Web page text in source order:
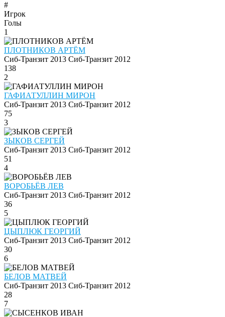
#
Игрок
Голы
1
ПЛОТНИКОВ АРТЁМ
Сиб-Транзит 2013 Сиб-Транзит 2012
138
2
ГАФИАТУЛЛИН МИРОН
Сиб-Транзит 2013 Сиб-Транзит 2012
75
3
ЗЫКОВ СЕРГЕЙ
Сиб-Транзит 2013 Сиб-Транзит 2012
51
4
ВОРОБЬЁВ ЛЕВ
Сиб-Транзит 2013 Сиб-Транзит 2012
36
5
ЦЫПЛЮК ГЕОРГИЙ
Сиб-Транзит 2013 Сиб-Транзит 2012
30
6
БЕЛОВ МАТВЕЙ
Сиб-Транзит 2013 Сиб-Транзит 2012
28
7